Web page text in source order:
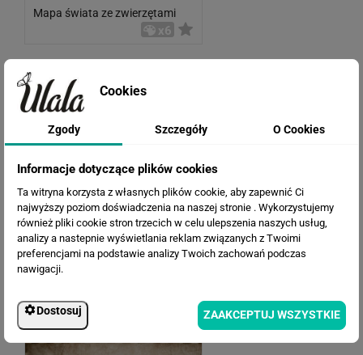
Mapa świata ze zwierzętami
x6
Mapa świata z samolotami
Cookies
Zgody Szczegóły O Cookies
Informacje dotyczące plików cookies
Ta witryna korzysta z własnych plików cookie, aby zapewnić Ci
najwyższy poziom doświadczenia na naszej stronie . Wykorzystujemy
również pliki cookie stron trzecich w celu ulepszenia naszych usług,
analizy a nastepnie wyświetlania reklam związanych z Twoimi
preferencjami na podstawie analizy Twoich zachowań podczas
nawigacji.
Dostosuj ZAAKCEPTUJ WSZYSTKIE